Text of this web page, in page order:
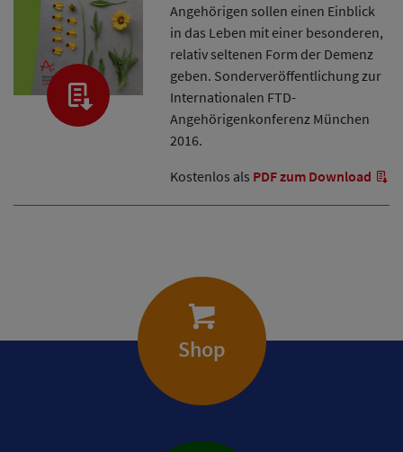
Angehörigen sollen einen Einblick
in das Leben mit einer besonderen,
relativ seltenen Form der Demenz
geben. Sonderveröffentlichung zur
Internationalen FTD-
Angehörigenkonferenz München
2016.
Kostenlos als PDF zum Download
Shop